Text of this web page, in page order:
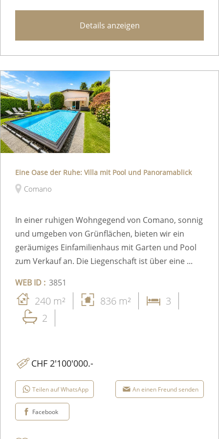
Details anzeigen
Eine Oase der Ruhe: Villa mit Pool und Panoramablick
Comano
In einer ruhigen Wohngegend von Comano, sonnig
und umgeben von Grünflächen, bieten wir ein
geräumiges Einfamilienhaus mit Garten und Pool
zum Verkauf an. Die Liegenschaft ist über eine ...
WEB ID : 3851
240 m² 836 m²
3
2
CHF 2'100'000.-
Teilen auf WhatsApp An einen Freund senden
Facebook